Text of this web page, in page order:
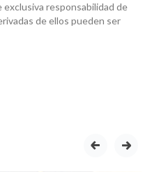
responsabilidad de
de ellos pueden ser
prev next